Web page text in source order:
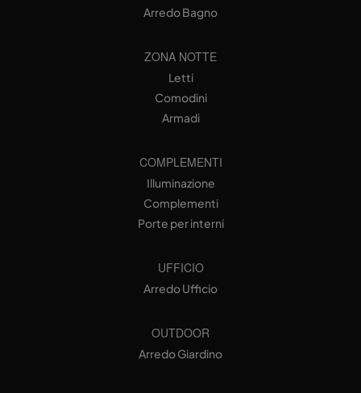
Arredo Bagno
ZONA NOTTE
Letti
Comodini
Armadi
COMPLEMENTI
Illuminazione
Complementi
Porte per interni
UFFICIO
Arredo Ufficio
OUTDOOR
Arredo Giardino